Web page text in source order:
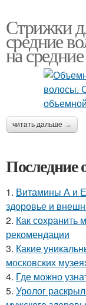
Стрижки
средние
на
читать дальше →
Последние
1. Витамины А и
здоровье и
2. Как сохранить
рекомендации
3. Какие
московских
4. Где можно
5. Уролог